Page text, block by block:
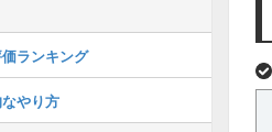
ランキング
やり方